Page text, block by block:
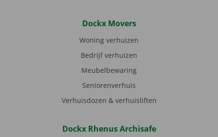
Dockx Movers
Woning verhuizen
Bedrijf verhuizen
Meubelbewaring
Seniorenverhuis
Verhuisdozen & verhuisliften
Dockx Rhenus Archisafe